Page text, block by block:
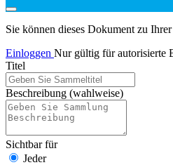
Sie können dieses Dokument zu
Einloggen Nur gültig für autorisierte
Titel
Beschreibung (wahlweise)
Sichtbar für
Jeder